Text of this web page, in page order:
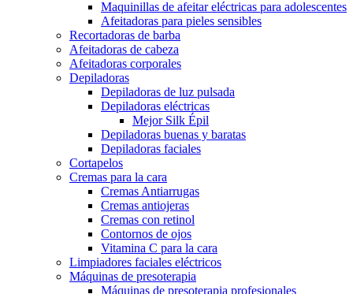
Maquinillas de afeitar eléctricas para adolescentes
Afeitadoras para pieles sensibles
Recortadoras de barba
Afeitadoras de cabeza
Afeitadoras corporales
Depiladoras
Depiladoras de luz pulsada
Depiladoras eléctricas
Mejor Silk Épil
Depiladoras buenas y baratas
Depiladoras faciales
Cortapelos
Cremas para la cara
Cremas Antiarrugas
Cremas antiojeras
Cremas con retinol
Contornos de ojos
Vitamina C para la cara
Limpiadores faciales eléctricos
Máquinas de presoterapia
Máquinas de presoterapia profesionales